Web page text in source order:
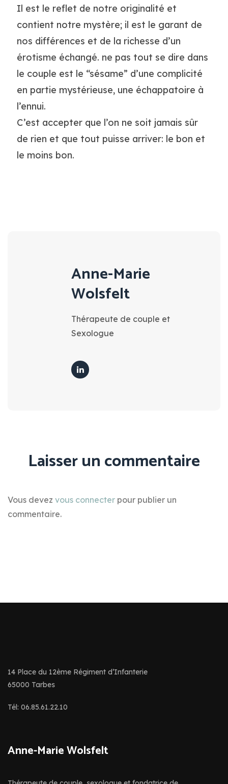
Il est le reflet de notre originalité et
contient notre mystère; il est le garant de
nos différences et de la richesse d’un
érotisme échangé. ne pas tout se dire dans
le couple est le “sésame” d’une complicité
en partie mystérieuse, une échappatoire à
l’ennui.
C’est accepter que l’on ne soit jamais sûr
de rien et que tout puisse arriver: le bon et
le moins bon.
Anne-Marie
Wolsfelt
Thérapeute de couple et
Sexologue
Laisser un commentaire
Vous devez vous connecter pour publier un
commentaire.
14 Place du 12ème Régiment d’Infanterie
65000 Tarbes
Tél: 06.85.61.22.10
Anne-Marie Wolsfelt